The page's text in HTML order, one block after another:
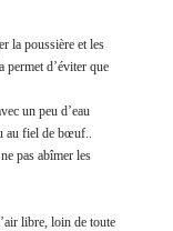
la poussière et les
permet d’éviter que
un peu d’eau
au fiel de bœuf..
pas abîmer les
libre, loin de toute